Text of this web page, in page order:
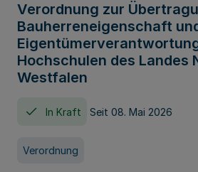
Verordnung zur
Bauherreneigenschaft
Hochschulen des Landes
Westfalen
In Kraft Seit 08. Mai 2026
Verordnung